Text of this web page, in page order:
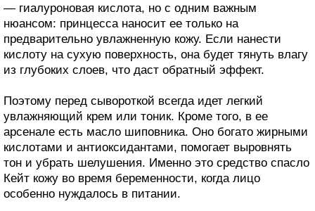
— гиалуроновая кислота, но с одним важным
нюансом: принцесса наносит ее только на
предварительно увлажненную кожу. Если нанести
кислоту на сухую поверхность, она будет тянуть влагу
из глубоких слоев, что даст обратный эффект.
Поэтому перед сывороткой всегда идет легкий
увлажняющий крем или тоник. Кроме того, в ее
арсенале есть масло шиповника. Оно богато жирными
кислотами и антиоксидантами, помогает выровнять
тон и убрать шелушения. Именно это средство спасло
Кейт кожу во время беременности, когда лицо
особенно нуждалось в питании.